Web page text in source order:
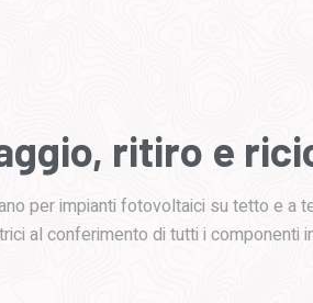
ritiro e
per impianti fotovoltaici su tetto e
al conferimento di tutti i